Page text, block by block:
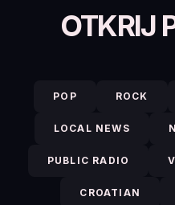
OTKRIJ
POP ROCK
LOCAL NEWS
PUBLIC RADIO
CROATIAN